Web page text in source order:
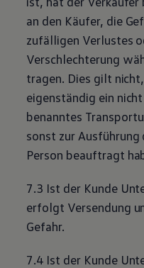
an den Käufer, die
zufälligen Verlustes
Verschlechterung
tragen. Dies gilt
eigenständig ein
benanntes
sonst zur
Person beauftragt
7.3 Ist der Kunde
erfolgt Versendung
Gefahr.
7.4 Ist der Kunde